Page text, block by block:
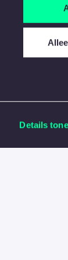
Details
eigenlijk al
nooit